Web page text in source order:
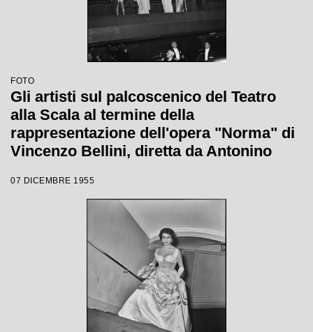
FOTO
Gli artisti sul palcoscenico del Teatro
alla Scala al termine della
rappresentazione dell'opera "Norma" di
Vincenzo Bellini, diretta da Antonino
Wallmann, che inaugura la stagione
lirica 1955-1956
07 DICEMBRE 1955